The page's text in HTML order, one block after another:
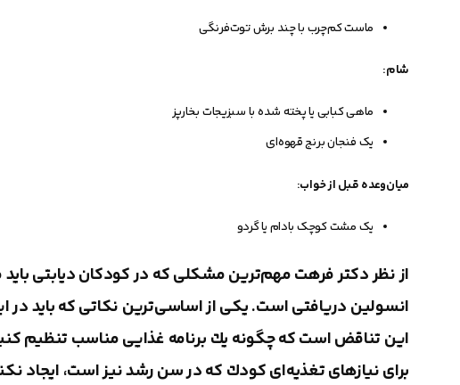
ماست کم‌چرب با چند برش توت‌فرنگی
شام:
ماهی کبابی یا پخته شده با سبزیجات بخارپز
یک فنجان برنج قهوه‌ای
میان‌وعده قبل از خواب:
یک مشت کوچک بادام یا گردو
از نظر دکتر فرهت مهم‌ترین مشكلی كه در كودكان دیابتی
انسولین دریافتی است. یكی از اساسی‌ترین نكاتی كه باید در
این تناقض است كه چگونه یك برنامه‌ غذایی مناسب تنظیم
برای نیازهای تغذیه‌ای كودك كه در سن رشد نیز است، ایجاد